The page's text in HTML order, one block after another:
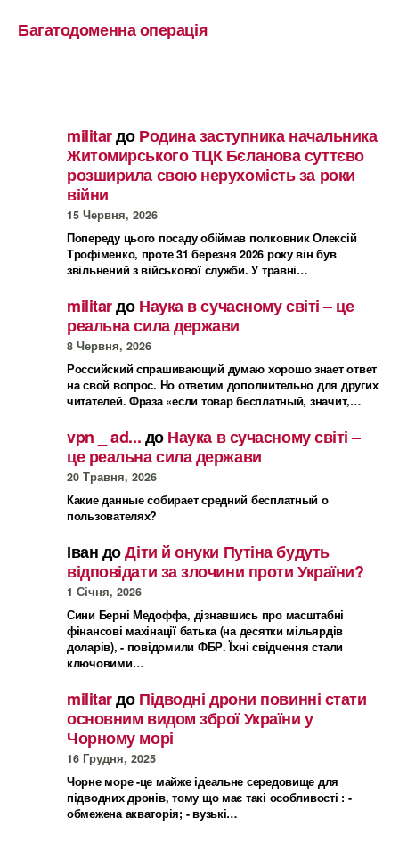
Багатодоменна операція
militarдоРодина заступника начальника
Житомирського ТЦК Бєланова суттєво
розширила свою нерухомість за роки
війни
15 Червня, 2026
Попереду цього посаду обіймав полковник Олексій
Трофіменко, проте 31 березня 2026 року він був
звільнений з військової служби. У травні…
militarдоНаука в сучасному світі – це
реальна сила держави
8 Червня, 2026
Российский спрашивающий думаю хорошо знает ответ
на свой вопрос. Но ответим дополнительно для других
читателей. Фраза «если товар бесплатный, значит,…
vpn _ ad...доНаука в сучасному світі –
це реальна сила держави
20 Травня, 2026
Какие данные собирает средний бесплатный о
пользователях?
ІвандоДіти й онуки Путіна будуть
відповідати за злочини проти України?
1 Січня, 2026
Сини Берні Медоффа, дізнавшись про масштабні
фінансові махінації батька (на десятки мільярдів
доларів), - повідомили ФБР. Їхні свідчення стали
ключовими…
militarдоПідводні дрони повинні стати
основним видом зброї України у
Чорному морі
16 Грудня, 2025
Чорне море -це майже ідеальне середовище для
підводних дронів, тому що має такі особливості : -
обмежена акваторія; - вузькі…